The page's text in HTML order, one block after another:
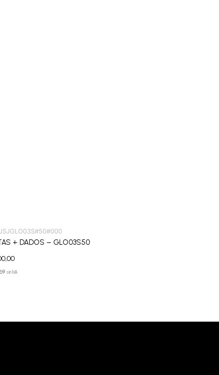
JSJGLO03S#50#000
+ DADOS – GLO03S50
sin IVA